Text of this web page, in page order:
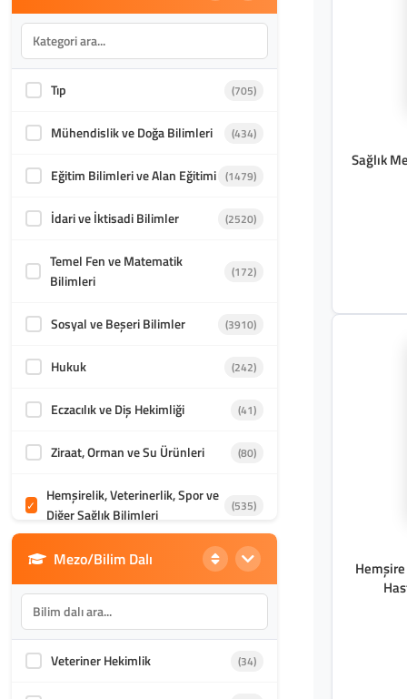
Ötüken Neşriyat (8)
Antalya Nobel Tıp Kitabevi
Umuttepe Yayınları (6)
Filiz Kitabevi (4)
Kadim Yayınları (2)
Orient Yayıncılık (2)
Atatürk Üniversitesi Yayınları (1)
Tıp (705)
Mühendislik ve Doğa Bilimleri (434)
Eğitim Bilimleri ve Alan Eğitimi (1479)
İdari ve İktisadi Bilimler (2520)
Temel Fen ve Matematik
Bilimleri
(172)
Sosyal ve Beşeri Bilimler (3910)
Hukuk (242)
Eczacılık ve Diş Hekimliği (41)
Ziraat, Orman ve Su Ürünleri (80)
Hemşirelik, Veterinerlik, Spor ve
Diğer Sağlık Bilimleri
(535)
Din Bilimleri (1985)
İletişim, Mimarlık ve Güzel
Sanatlar
Akademik Kültür (1583)
Mezo/Bilim Dalı
Veteriner Hekimlik (34)
Sağlık
Hemşire